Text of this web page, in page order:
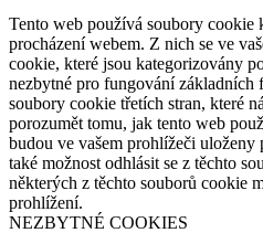
Tento web používá soubory cookie
procházení webem. Z nich se ve
cookie, které jsou kategorizovány
nezbytné pro fungování základních
soubory cookie třetích stran, které
porozumět tomu, jak tento web
budou ve vašem prohlížeči uloženy
také možnost odhlásit se z těchto
některých z těchto souborů cookie
prohlížení.
NEZBYTNÉ COOKIES